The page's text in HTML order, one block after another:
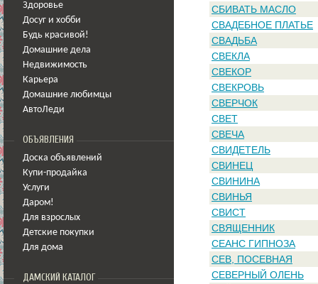
Здоровье
Досуг и хобби
Будь красивой!
Домашние дела
Недвижимость
Карьера
Домашние любимцы
АвтоЛеди
ОБЪЯВЛЕНИЯ
Доска объявлений
Купи-продайка
Услуги
Даром!
Для взрослых
Детские покупки
Для дома
ДАМСКИЙ КАТАЛОГ
СБИВАТЬ МАСЛО
СВАДЕБНОЕ ПЛАТЬЕ
СВАДЬБА
СВЕКЛА
СВЕКОР
СВЕКРОВЬ
СВЕРЧОК
СВЕТ
СВЕЧА
СВИДЕТЕЛЬ
СВИНЕЦ
СВИНИНА
СВИНЬЯ
СВИСТ
СВЯЩЕННИК
СЕАНС ГИПНОЗА
СЕВ, ПОСЕВНАЯ
СЕВЕРНЫЙ ОЛЕНЬ